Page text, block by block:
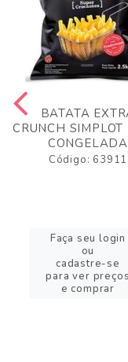
BATATA
CRUNCH SIMPLOT
CONGELADA
Código: 63911
Faça seu login
ou
cadastre-se
para ver preços
e comprar